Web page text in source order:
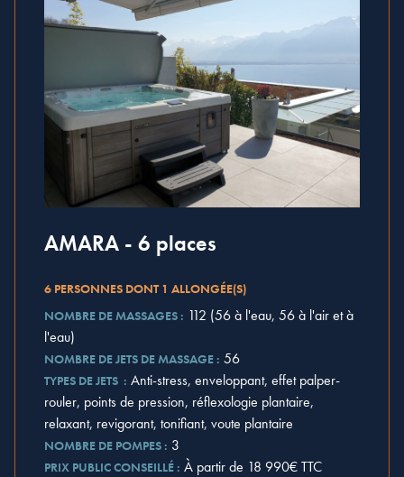
AMARA - 6 places
6 PERSONNES DONT 1 ALLONGÉE(S)
NOMBRE DE MASSAGES : 112 (56 à l'eau, 56 à l'air et à
l'eau)
NOMBRE DE JETS DE MASSAGE : 56
TYPES DE JETS : Anti-stress, enveloppant, effet palper-
rouler, points de pression, réflexologie plantaire,
relaxant, revigorant, tonifiant, voute plantaire
NOMBRE DE POMPES : 3
PRIX PUBLIC CONSEILLÉ : À partir de 18 990€ TTC